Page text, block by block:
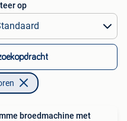
op
broedmachine met